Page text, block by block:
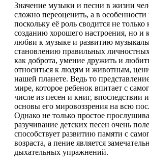
Значение музыки и песни в жизни
сложно переоценить, а в
поскольку её роль сводится не
созданию хорошего настроения, но и
любви к музыке и развитию
становлению правильных личностных
как доброта, умение дружить и
относиться к людям и животным,
нашей планете. Ведь то
мире, которое ребенок впитает с
числе из песен и книг, впоследствии
основы его мировоззрения на всю
Однако не только простое
разучивание детских песен очень
способствует развитию памяти с
возраста, а пение является
дыхательных упражнений.